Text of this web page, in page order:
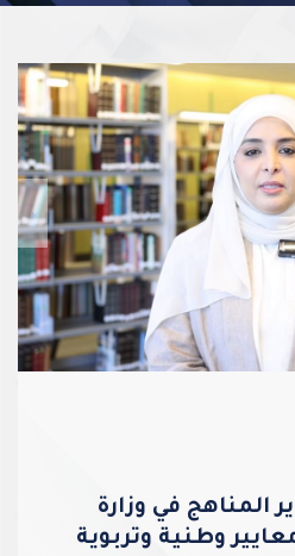
المناهج في وزارة
وطنية وتربوية